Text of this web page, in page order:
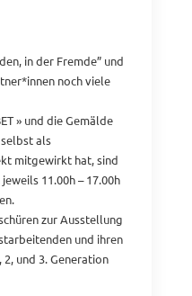
in der Fremde” und
noch viele
» und die Gemälde
als
mitgewirkt hat, sind
11.00h – 17.00h
zur Ausstellung
und ihren
und 3. Generation